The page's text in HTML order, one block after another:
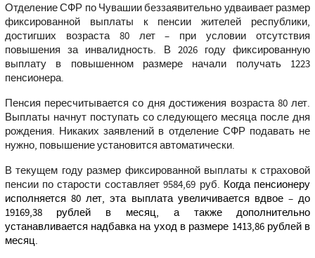
Отделение СФР по Чувашии беззаявительно удваивает размер
фиксированной выплаты к пенсии жителей республики,
достигших возраста 80 лет – при условии отсутствия
повышения за инвалидность. В 2026 году фиксированную
выплату в повышенном размере начали получать 1223
пенсионера.
Пенсия пересчитывается со дня достижения возраста 80 лет.
Выплаты начнут поступать со следующего месяца после дня
рождения. Никаких заявлений в отделение СФР подавать не
нужно, повышение установится автоматически.
В текущем году размер фиксированной выплаты к страховой
пенсии по старости составляет 9584,69 руб. Когда пенсионеру
исполняется 80 лет, эта выплата увеличивается вдвое– до
19169,38 рублей в месяц, а также дополнительно
устанавливается надбавка на уход в размере 1413,86 рублей в
месяц.